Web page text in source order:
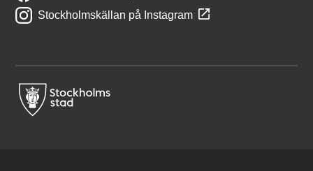
Stockholmskällan på Instagram